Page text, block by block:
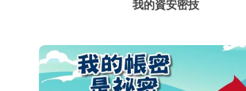
我的資安密技